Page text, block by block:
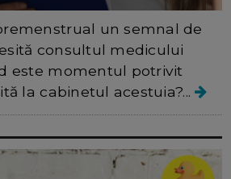
un semnal de
consultul medicului
este momentul potrivit
la cabinetul acestuia?...